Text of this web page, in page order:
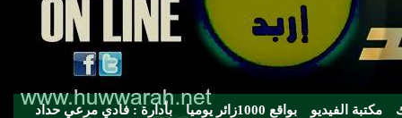
مكتبة الفيديو بواقع 1000زائر يوميا بأدارة : فادي مرعي حداد